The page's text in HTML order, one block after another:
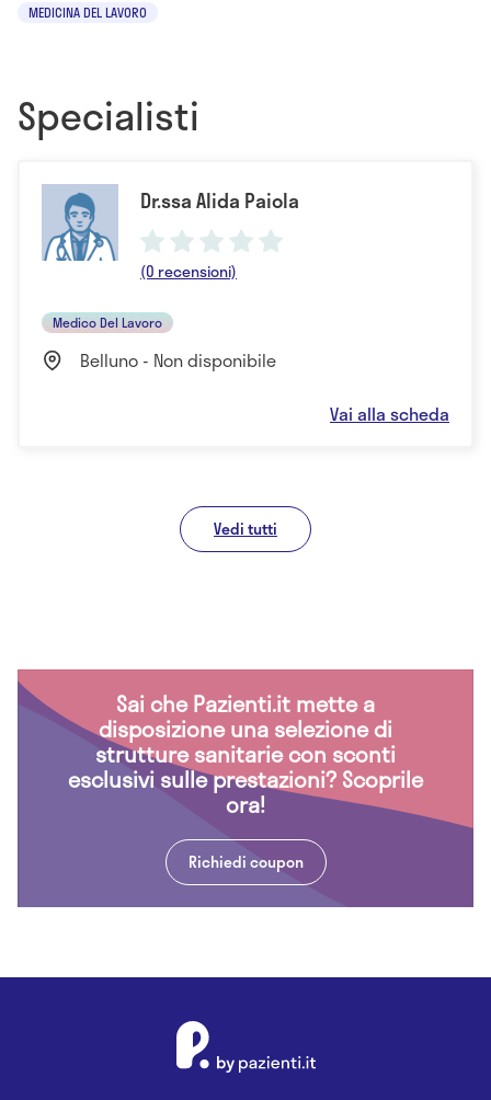
MEDICINA DEL LAVORO
Specialisti
Dr.ssa Alida Paiola
(0 recensioni)
Medico Del Lavoro
Belluno - Non disponibile
Vai alla scheda
Vedi tutti
Sai che Pazienti.it mette a
disposizione una selezione di
strutture sanitarie con sconti
esclusivi sulle prestazioni? Scoprile
ora!
Richiedi coupon